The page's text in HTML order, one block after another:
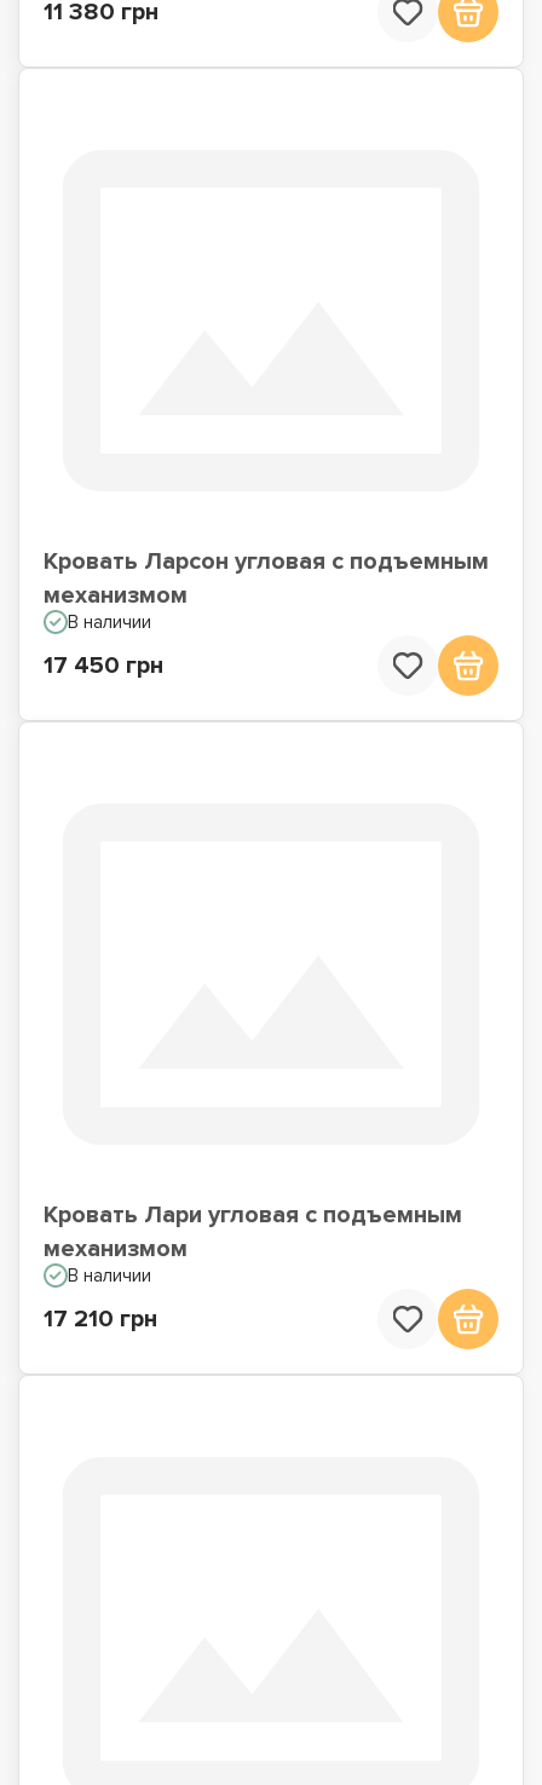
11 380 грн
Кровать Ларсон угловая с подъемным
механизмом
В наличии
17 450 грн
Кровать Лари угловая с подъемным
механизмом
В наличии
17 210 грн